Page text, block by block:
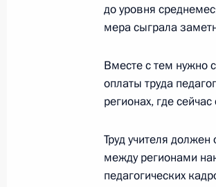
Заседание
8 ноября 2023 года,
1 ноября 2023
до уровня
мера сыграла
Вместе с тем нужно
оплаты труда
регионах, где
Труд учителя
между регионами
педагогических